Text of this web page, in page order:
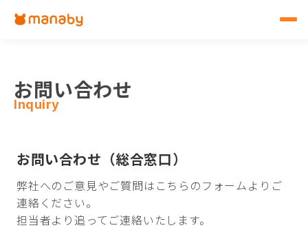
お問い合わせ
Inquiry
お問い合わせ（総合窓口）
弊社へのご意見やご質問はこちらのフォームよりご
連絡ください。
担当者より追ってご連絡いたします。